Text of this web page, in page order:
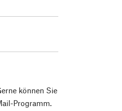
können Sie
Programm.